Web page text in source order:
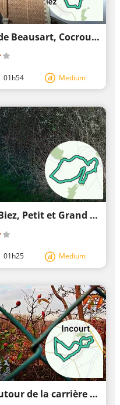
#191025 - Piétrebais, Bois de Beausart, Cocrou et Sart****
01h54 Medium
#240318 - Piétrebais, Sart-Biez, Petit et Grand Haquedau***
01h25 Medium
Une promenade de 5km autour de la carrière et du village d’Opprebais